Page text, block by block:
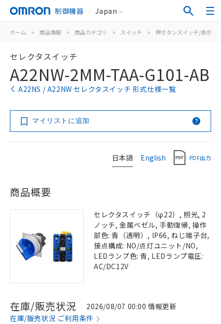
制御機器 Japan
ホーム > 商品情報 > 商品カテゴリ > スイッチ > 押ボタンスイッチ/表示灯
セレクタスイッチ
A22NW-2MM-TAA-G101-AB
A22NS / A22NW セレクタスイッチ 形式仕様一覧
マイリストに追加
日本語 English PDF出力
商品概要
セレクタスイッチ（φ22）, 照光, 2
ノッチ, 金属ベゼル, 手動復帰, 操作
部色: 青（透明）, IP66, ねじ端子台,
接点構成: NO/点灯ユニット/NO,
LEDランプ色: 青, LEDランプ電圧:
AC/DC12V
在庫/販売状況
2026/08/07 00:00 情報更新
在庫/販売状況 ご利用条件